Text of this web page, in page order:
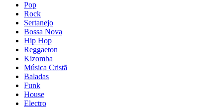
Pop
Rock
Sertanejo
Bossa Nova
Hip Hop
Reggaeton
Kizomba
Música Cristã
Baladas
Funk
House
Electro